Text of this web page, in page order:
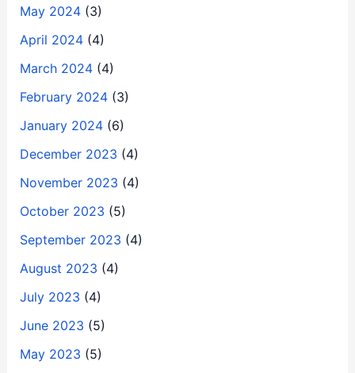
May 2024(3)
April 2024(4)
March 2024(4)
February 2024(3)
January 2024(6)
December 2023 (4)
November 2023 (4)
October 2023 (5)
September 2023 (4)
August 2023 (4)
July 2023 (4)
June 2023 (5)
May 2023 (5)